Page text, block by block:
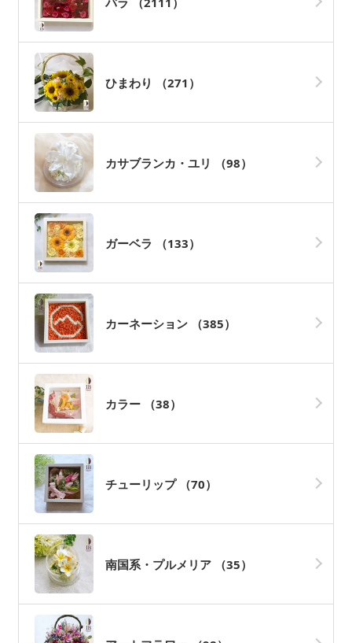
ひまわり （271）
カサブランカ・ユリ （98）
ガーベラ （133）
カーネーション （385）
カラー （38）
チューリップ （70）
南国系・プルメリア （35）